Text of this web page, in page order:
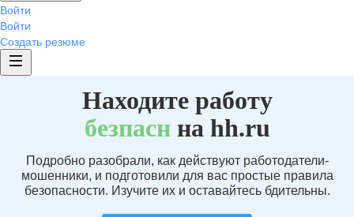
Войти
Войти
Создать резюме
Находите работу
безпаснна hh.ru
Подробно разобрали, как действуют работодатели-
мошенники, и подготовили для вас простые правила
безопасности. Изучите их и оставайтесь бдительны.